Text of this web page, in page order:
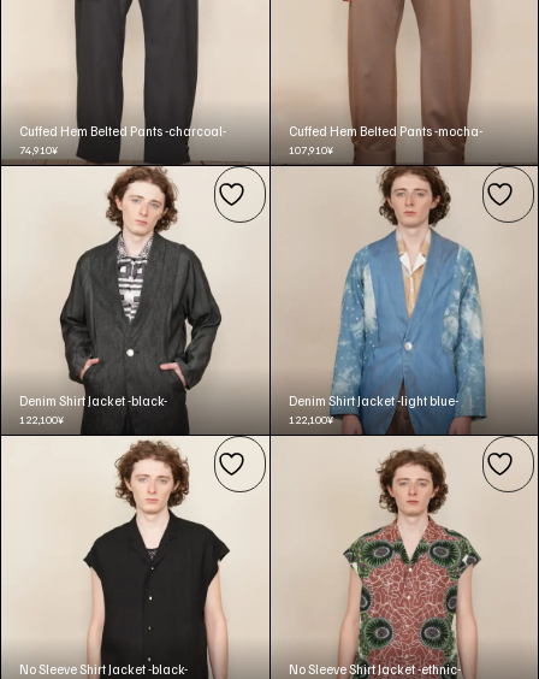
Cuffed Hem Belted Pants -charcoal-
74,910¥
Cuffed Hem Belted Pants -mocha-
107,910¥
Denim Shirt Jacket -black-
122,100¥
Denim Shirt Jacket -light blue-
122,100¥
No Sleeve Shirt Jacket -black- No Sleeve Shirt Jacket -ethnic-